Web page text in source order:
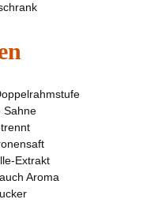
Sahne
Extrakt
Aroma